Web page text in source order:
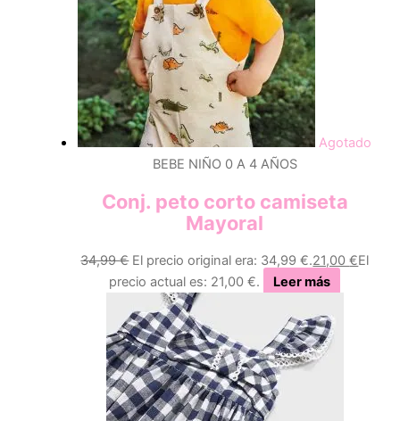
Agotado
BEBE NIÑO 0 A 4 AÑOS
Conj. peto corto camiseta
Mayoral
34,99€ El precio original era: 34,99 €.21,00€El
precio actual es: 21,00 €.
Leer más